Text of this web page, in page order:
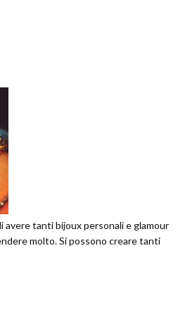
avere tanti bijoux personali e glamour
molto. Si possono creare tanti